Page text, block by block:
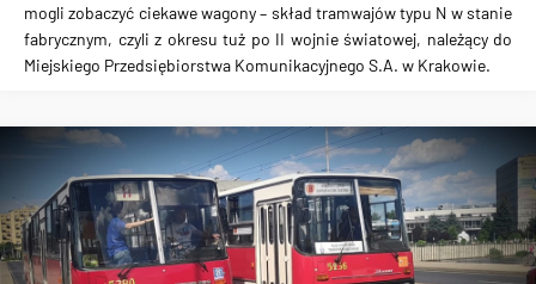
mogli zobaczyć ciekawe wagony – skład tramwajów typu N w stanie
fabrycznym, czyli z okresu tuż po II wojnie światowej, należący do
Miejskiego Przedsiębiorstwa Komunikacyjnego S.A. w Krakowie.